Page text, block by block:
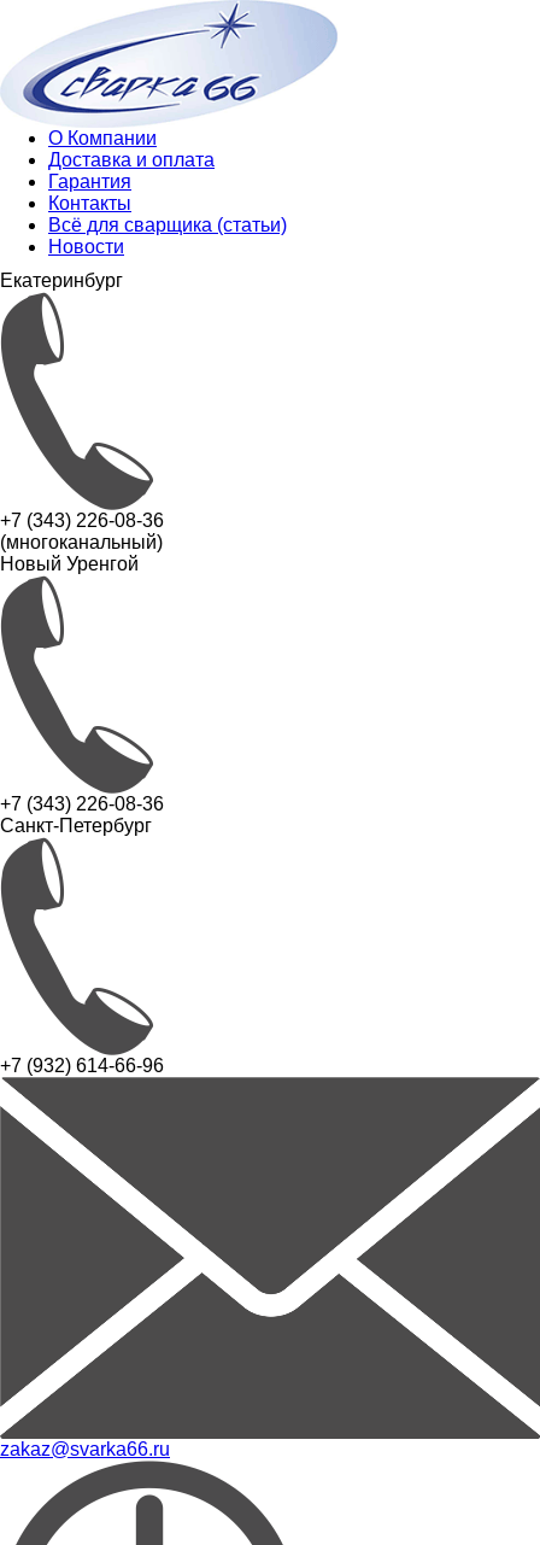
О Компании
Доставка и оплата
Гарантия
Контакты
Всё для сварщика (статьи)
Новости
Екатеринбург
+7 (343) 226-08-36
(многоканальный)
Новый Уренгой
+7 (343) 226-08-36
Санкт-Петербург
+7 (932) 614-66-96
zakaz@svarka66.ru